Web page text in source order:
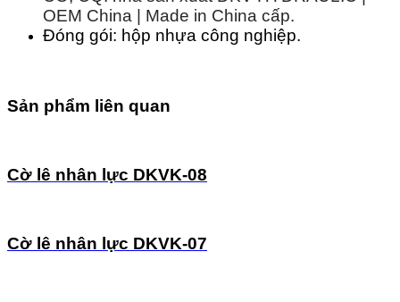
OEM China | Made in China cấp.
Đóng gói: hộp nhựa công nghiệp.
Sản phẩm liên quan
Cờ lê nhân lực DKVK-08
Cờ lê nhân lực DKVK-07